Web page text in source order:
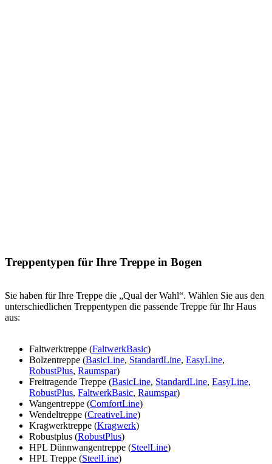
Treppentypen für Ihre Treppe in Bogen
Sie haben für Ihre Treppe die „Qual der Wahl“. Wählen Sie aus den
unterschiedlichen Treppentypen die passende Treppe für Ihr Haus
aus:
Faltwerktreppe (FaltwerkBasic)
Bolzentreppe (BasicLine, StandardLine, EasyLine,
RobustPlus, Raumspar)
Freitragende Treppe (BasicLine, StandardLine, EasyLine,
RobustPlus, FaltwerkBasic, Raumspar)
Wangentreppe (ComfortLine)
Wendeltreppe (CreativeLine)
Kragwerktreppe (Kragwerk)
Robustplus (RobustPlus)
HPL Dünnwangentreppe (SteelLine)
HPL Treppe (SteelLine)